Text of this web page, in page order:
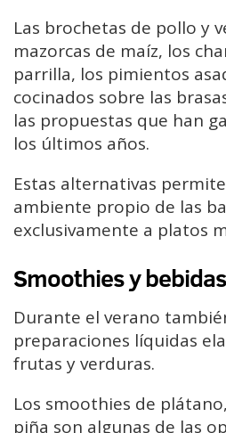
Las brochetas de pollo y
mazorcas de maíz, los
parrilla, los pimientos
cocinados sobre las
las propuestas que han
los últimos años.
Estas alternativas
ambiente propio de las
exclusivamente a platos
Smoothies y
Durante el verano
preparaciones líquidas
frutas y verduras.
Los smoothies de
piña son algunas de las